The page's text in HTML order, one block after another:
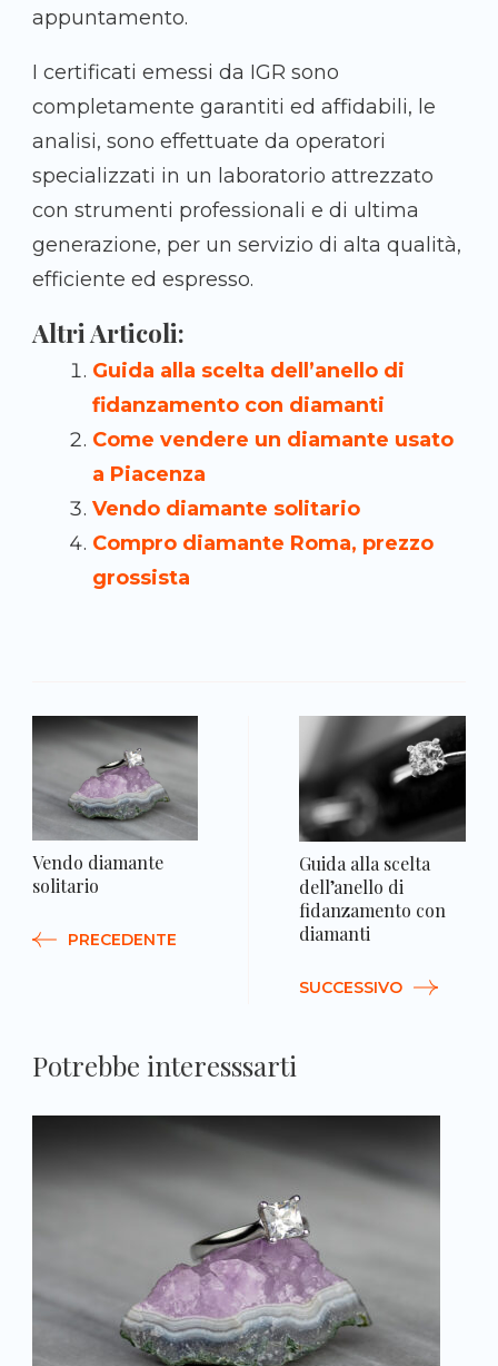
appuntamento.
I certificati emessi da IGR sono
completamente garantiti ed affidabili, le
analisi, sono effettuate da operatori
specializzati in un laboratorio attrezzato
con strumenti professionali e di ultima
generazione, per un servizio di alta qualità,
efficiente ed espresso.
Altri Articoli:
Guida alla scelta dell’anello di
fidanzamento con diamanti
Come vendere un diamante usato
a Piacenza
Vendo diamante solitario
Compro diamante Roma, prezzo
grossista
Vendo diamante
solitario
PRECEDENTE
Guida alla scelta
dell’anello di
fidanzamento con
diamanti
SUCCESSIVO
Potrebbe interesssarti